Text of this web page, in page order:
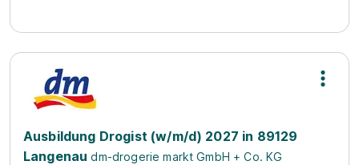
Ausbildung Drogist (w/m/d) 2027 in 89129
Langenau dm-drogerie markt GmbH + Co. KG